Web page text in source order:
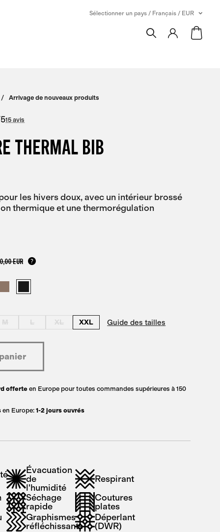
Sélectionner un pays / Français / EUR
Arrivage de nouveaux produits
515 avis
THERMAL BIB
les hivers doux, avec un intérieur brossé
thermique et une thermorégulation
EUR
M L XL XXL Guide des tailles
offerteen Europe pour toutes commandes supérieures à 150
en Europe:1-2 jours ouvrés
Évacuation
de
l'humidité
Respirant
Séchage
rapide
Coutures
plates
Graphismes
réfléchissants
Déperlant
(DWR)